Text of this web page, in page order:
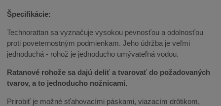
Špecifikácie:
Technorattan sa vyznačuje vysokou pevnosťou a odolnosťou
proti poveternostným podmienkam. Jeho údržba je veľmi
jednoduchá - rohož je jednoducho umývateľná vodou.
Ratanové rohože sa dajú deliť a tvarovať do požadovaných
tvarov, a to jednoducho nožnicami.
Prirobiť je možné sťahovacími páskami, viazacím drôtikom,